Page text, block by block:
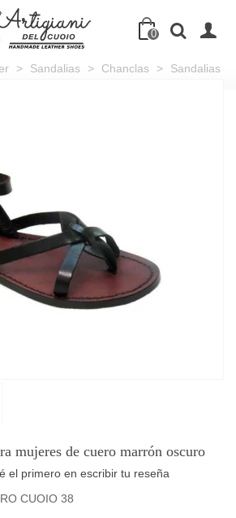
0
> Sandalias > Chanclas >
Sandalias
mujeres de cuero marrón oscuro
el primero en escribir tu reseña
CUOIO 38